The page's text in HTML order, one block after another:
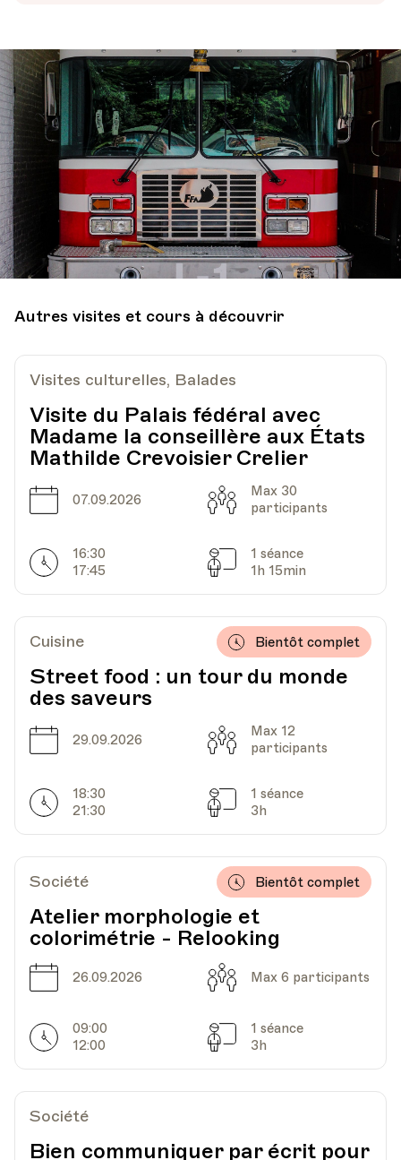
Autres visites et cours à découvrir
Visites culturelles, Balades
Visite du Palais fédéral avec
Madame la conseillère aux États
Mathilde Crevoisier Crelier
Date
07.09.2026 Capacité
Max 30
participants
Horarires
16:30
17:45
Séances
1 séance
1h 15min
Cuisine
Street food : un tour du monde
des saveurs
Bientôt complet
Date
29.09.2026 Capacité
Max 12
participants
Horarires
18:30
21:30
Séances
1 séance
3h
Société
Atelier morphologie et
colorimétrie - Relooking
Bientôt complet
Date
26.09.2026 Capacité
Max 6 participants
Horarires
09:00
12:00
Séances
1 séance
3h
Société
Bien communiquer par écrit pour